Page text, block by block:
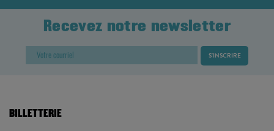
Recevez notre newsletter
BILLETTERIE